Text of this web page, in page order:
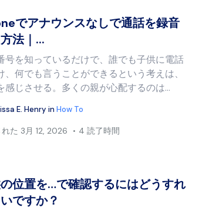
共有する
ク リンクをコピー
でアナウンスなしで通話を録音
法｜...
号を知っているだけで、誰でも子供に電話
、何でも言うことができるという考えは、
感じさせる。多くの親が心配するのは...
E. Henry inHow To
た 3月 12, 2026 4 読了時間
位置を…で確認するにはどうすれ
ですか？